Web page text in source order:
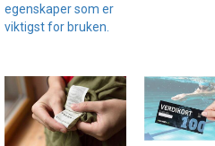
egenskaper som er
viktigst for bruken.